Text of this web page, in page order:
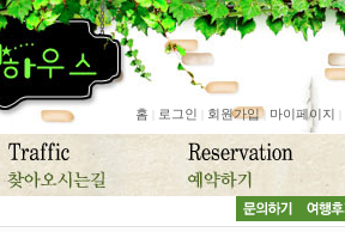
홈 로그인 회원가입| 마이페이지